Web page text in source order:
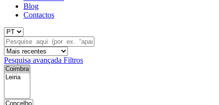
Blog
Contactos
Pesquisa avançada Filtros